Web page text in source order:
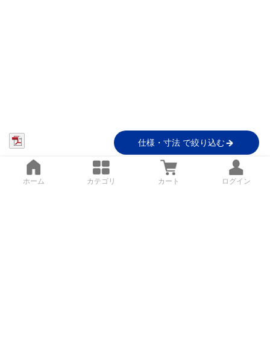
仕様・寸法 で絞り込む
ホーム カテゴリ カート ログイン